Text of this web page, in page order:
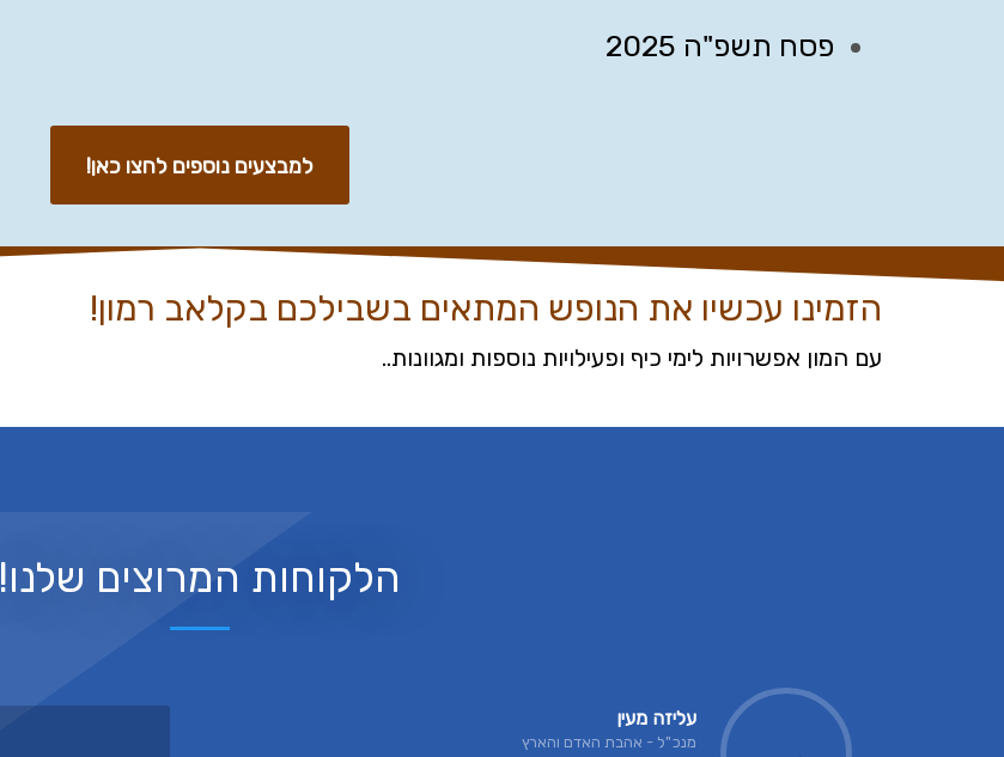
פסח תשפ"ה 2025
למבצעים נוספים לחצו כאן!
הזמינו עכשיו את הנופש המתאים בשבילכם בקלאב רמון!
עם המון אפשרויות לימי כיף ופעילויות נוספות ומגוונות..
הלקוחות המרוצים שלנו!
עליזה מעין
מנכ"ל - אהבת האדם והארץ